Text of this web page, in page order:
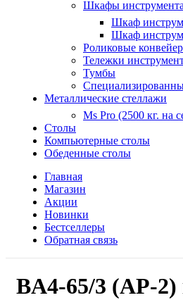
Шкафы
Шкаф
Шкаф
Роликовые
Тележки
Тумбы
Металлические стеллажи
Ms Pro (2500 кг. на
Столы
Компьютерные столы
Обеденные столы
Главная
Магазин
Акции
Новинки
Бестселлеры
Обратная связь
BA4-65/3 (АР-2)